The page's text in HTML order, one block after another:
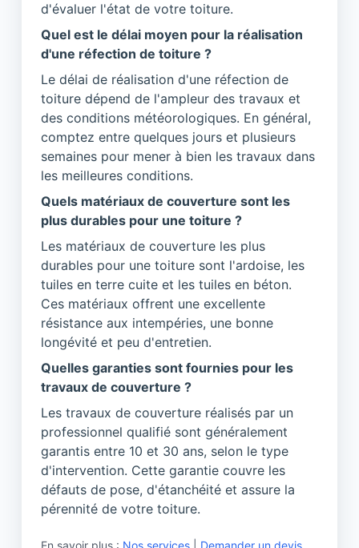
d'évaluer l'état de votre toiture.
Quel est le délai moyen pour la réalisation
d'une réfection de toiture ?
Le délai de réalisation d'une réfection de
toiture dépend de l'ampleur des travaux et
des conditions météorologiques. En général,
comptez entre quelques jours et plusieurs
semaines pour mener à bien les travaux dans
les meilleures conditions.
Quels matériaux de couverture sont les
plus durables pour une toiture ?
Les matériaux de couverture les plus
durables pour une toiture sont l'ardoise, les
tuiles en terre cuite et les tuiles en béton.
Ces matériaux offrent une excellente
résistance aux intempéries, une bonne
longévité et peu d'entretien.
Quelles garanties sont fournies pour les
travaux de couverture ?
Les travaux de couverture réalisés par un
professionnel qualifié sont généralement
garantis entre 10 et 30 ans, selon le type
d'intervention. Cette garantie couvre les
défauts de pose, d'étanchéité et assure la
pérennité de votre toiture.
En savoir plus : Nos services Demander un devis